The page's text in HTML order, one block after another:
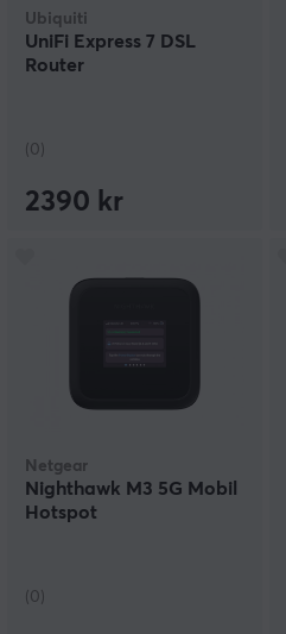
Ubiquiti
UniFi Express 7 DSL
Router
(0)
2390 kr
Netgear
Nighthawk M3 5G Mobil
Hotspot
(0)